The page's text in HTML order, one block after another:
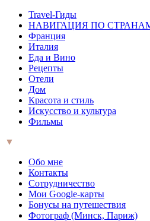
Travel-Гиды
НАВИГАЦИЯ ПО
Франция
Италия
Еда и Вино
Рецепты
Отели
Дом
Красота и стиль
Искусство и культура
Фильмы
▼
Обо мне
Контакты
Сотрудничество
Мои Google-карты
Бонусы на путешествия
Фотограф (Минск, Париж)